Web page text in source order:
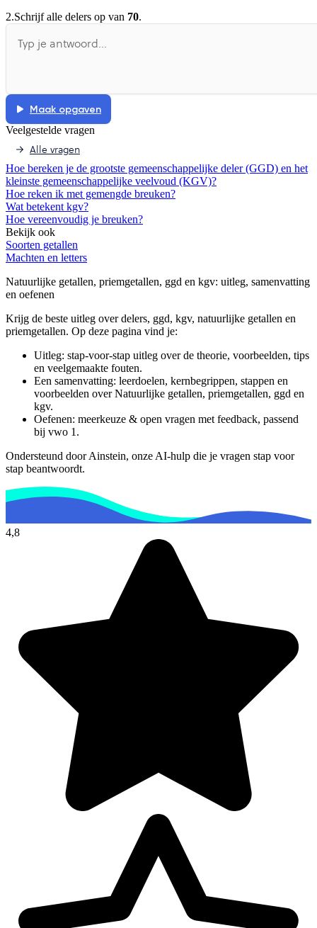
De uitleg gaat te langzaam
2.Schrijf alle delers op van 70.
Maak opgaven
Veelgestelde vragen
Alle vragen
Hoe bereken je de grootste gemeenschappelijke deler (GGD) en het
kleinste gemeenschappelijke veelvoud (KGV)?
Hoe reken ik met gemengde breuken?
Wat betekent kgv?
Hoe vereenvoudig je breuken?
Bekijk ook
Soorten getallen
Machten en letters
Natuurlijke getallen, priemgetallen, ggd en kgv: uitleg, samenvatting
en oefenen
Krijg de beste uitleg over delers, ggd, kgv, natuurlijke getallen en
priemgetallen. Op deze pagina vind je:
Uitleg: stap-voor-stap uitleg over de theorie, voorbeelden, tips
en veelgemaakte fouten.
Een samenvatting: leerdoelen, kernbegrippen, stappen en
voorbeelden overNatuurlijke getallen, priemgetallen, ggd en
kgv.
Oefenen: meerkeuze & open vragen met feedback, passend
bij vwo 1 .
Ondersteund door Ainstein, onze AI-hulp die je vragen stap voor
stap beantwoordt.
4,8